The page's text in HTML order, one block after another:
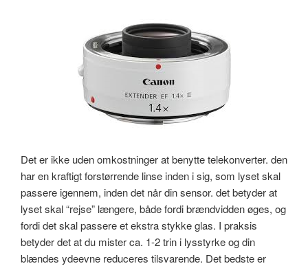
Det er ikke uden omkostninger at benytte telekonverter. den
har en kraftigt forstørrende linse inden i sig, som lyset skal
passere igennem, inden det når din sensor. det betyder at
lyset skal “rejse” længere, både fordi brændvidden øges, og
fordi det skal passere et ekstra stykke glas. I praksis
betyder det at du mister ca. 1-2 trin i lysstyrke og din
blændes ydeevne reduceres tilsvarende. Det bedste er